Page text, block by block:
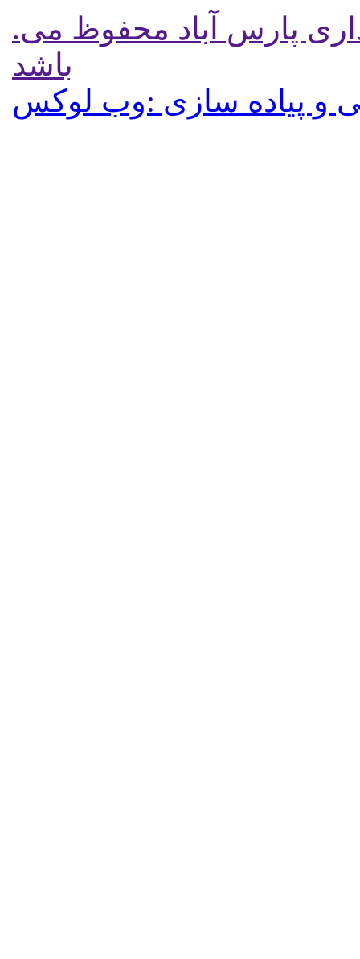
.تمامی حقوق برای پایگاه شهرداری پارس آباد محفوظ می
باشد
و پیاده سازی :وب لوکس